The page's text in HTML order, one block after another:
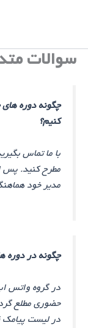
سوالات
چگونه دوره
کنیم؟
با ما تماس
مطرح کنید. پس
مدیر خود
چگونه در دوره
در گروه واتس
حضوری مطلع
در لیست پیامک